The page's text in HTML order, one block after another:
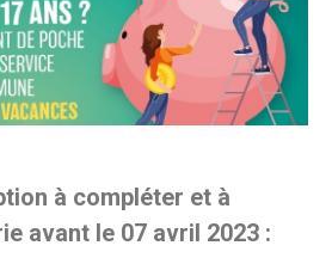
à compléter et à
avant le 07 avril 2023 :